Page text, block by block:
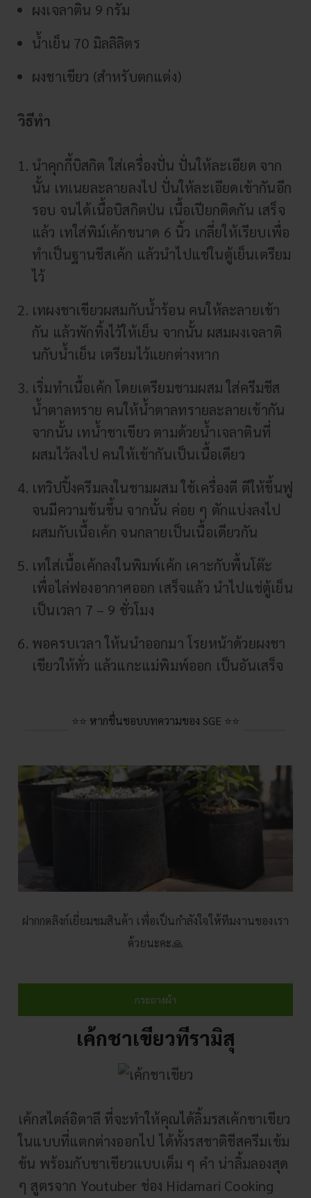
ผงเจลาติน 9 กรัม
น้ำเย็น 70 มิลลิลิตร
ผงชาเขียว (สำหรับตกแต่ง)
วิธีทำ
นำคุกกี้บิสกิต ใส่เครื่องปั่น ปั่นให้ละเอียด จาก
นั้น เทเนยละลายลงไป ปั่นให้ละเอียดเข้ากันอีก
รอบ จนได้เนื้อบิสกิตป่น เนื้อเปียกติดกัน เสร็จ
แล้ว เทใส่พิม์เค้กขนาด 6 นิ้ว เกลี่ยให้เรียบเพื่อ
ทำเป็นฐานชีสเค้ก แล้วนำไปแช่ในตู้เย็นเตรียม
ไว้
เทผงชาเขียวผสมกับน้ำร้อน คนให้ละลายเข้า
กัน แล้วพักทิ้งไว้ให้เย็น จากนั้น ผสมผงเจลาติ
นกับน้ำเย็น เตรียมไว้แยกต่างหาก
เริ่มทำเนื้อเค้ก โดยเตรียมชามผสม ใส่ครีมชีส
น้ำตาลทราย คนให้น้ำตาลทรายละลายเข้ากัน
จากนั้น เทน้ำชาเขียว ตามด้วยน้ำเจลาตินที่
ผสมไว้ลงไป คนให้เข้ากันเป็นเนื้อเดียว
เทวิปปิ้งครีมลงในชามผสม ใช้เครื่องตี ตีให้ขึ้นฟู
จนมีความข้นขึ้น จากนั้น ค่อย ๆ ตักแบ่งลงไป
ผสมกับเนื้อเค้ก จนกลายเป็นเนื้อเดียวกัน
เทใส่เนื้อเค้กลงในพิมพ์เค้ก เคาะกับพื้นโต๊ะ
เพื่อไล่ฟองอากาศออก เสร็จแล้ว นำไปแช่ตู้เย็น
เป็นเวลา 7 – 9 ชั่วโมง
พอครบเวลา ให้นนำออกมา โรยหน้าด้วยผงชา
เขียวให้ทั่ว แล้วแกะแม่พิมพ์ออก เป็นอันเสร็จ
⭐⭐ หากชื่นชอบบทความของ SGE ⭐⭐
ฝากกดลิงก์เยี่ยมชมสินค้า เพื่อเป็นกำลังใจให้ทีมงานของเรา
ด้วยนะคะ🙏
กระถางผ้า
เค้กชาเขียวทีรามิสุ
เค้กสไตล์อิตาลี ที่จะทำให้คุณได้ลิ้มรสเค้กชาเขียว
ในแบบที่แตกต่างออกไป ได้ทั้งรสชาติชีสครีมเข้ม
ข้น พร้อมกับชาเขียวแบบเต็ม ๆ คำ น่าลิ้มลองสุด
ๆ สูตรจาก Youtuber ช่อง Hidamari Cooking